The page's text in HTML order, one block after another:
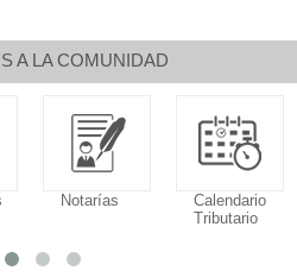
A LA COMUNIDAD
Calendario
Sudoku